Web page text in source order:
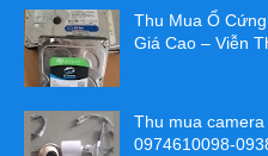
Thu Mua Ổ
Giá Cao – Viễn
Thu mua
0974610098-